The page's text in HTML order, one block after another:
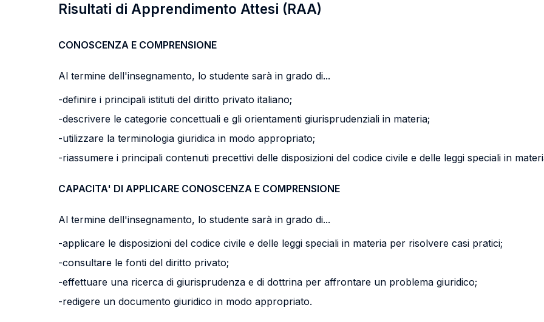
Risultati di Apprendimento Attesi (RAA)
CONOSCENZA E COMPRENSIONE
Al termine dell'insegnamento, lo studente sarà in grado di...
-definire i principali istituti del diritto privato italiano;
-descrivere le categorie concettuali e gli orientamenti giurisprudenziali in materia;
-utilizzare la terminologia giuridica in modo appropriato;
-riassumere i principali contenuti precettivi delle disposizioni del codice civile e delle leggi speciali in
CAPACITA' DI APPLICARE CONOSCENZA E COMPRENSIONE
Al termine dell'insegnamento, lo studente sarà in grado di...
-applicare le disposizioni del codice civile e delle leggi speciali in materia per risolvere casi pratici;
-consultare le fonti del diritto privato;
-effettuare una ricerca di giurisprudenza e di dottrina per affrontare un problema giuridico;
-redigere un documento giuridico in modo appropriato.